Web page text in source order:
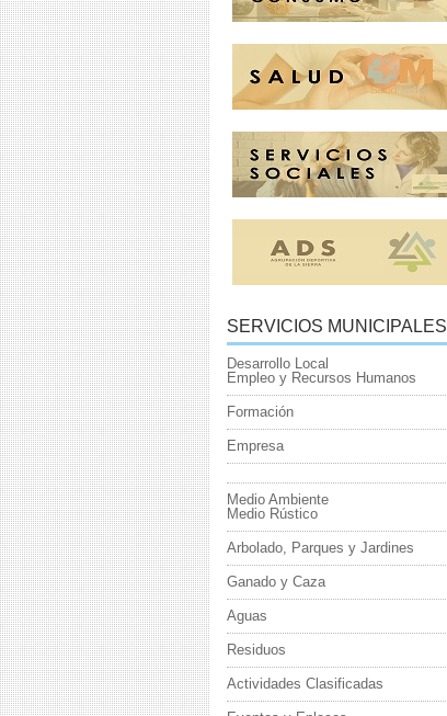
SERVICIOS MUNICIPALES
Desarrollo Local
Empleo y Recursos Humanos
Formación
Empresa
Medio Ambiente
Medio Rústico
Arbolado, Parques y Jardines
Ganado y Caza
Aguas
Residuos
Actividades Clasificadas